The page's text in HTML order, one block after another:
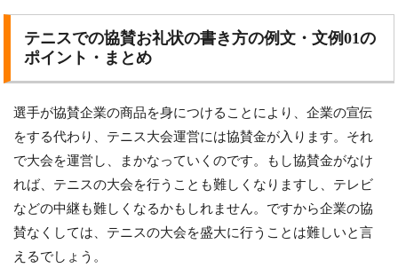
テニスでの協賛お礼状の書き方の例文・文例01の
ポイント・まとめ
選手が協賛企業の商品を身につけることにより、企業の宣伝
をする代わり、テニス大会運営には協賛金が入ります。それ
で大会を運営し、まかなっていくのです。もし協賛金がなけ
れば、テニスの大会を行うことも難しくなりますし、テレビ
などの中継も難しくなるかもしれません。ですから企業の協
賛なくしては、テニスの大会を盛大に行うことは難しいと言
えるでしょう。